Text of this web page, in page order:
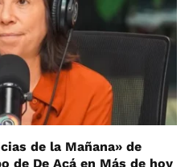
de la Mañana» de
de De Acá en Más de hoy